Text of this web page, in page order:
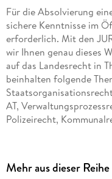
Für die Absolvierung
sichere Kenntnisse im
erforderlich. Mit den
wir Ihnen genau dieses
auf das Landesrecht in
beinhalten folgende
AT,
Polizeirecht,
Mehr aus dieser Reihe